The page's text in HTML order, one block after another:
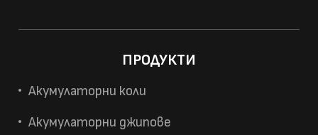
ПРОДУКТИ
Акумулаторни коли
Акумулаторни джипове